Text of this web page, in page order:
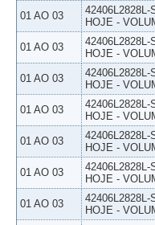
01 AO 03
42406L2828L-
HOJE -
01 AO 03
42406L2828L-
HOJE -
01 AO 03
42406L2828L-
HOJE -
01 AO 03
42406L2828L-
HOJE -
01 AO 03
42406L2828L-
HOJE -
01 AO 03
42406L2828L-
HOJE -
01 AO 03
42406L2828L-
HOJE -